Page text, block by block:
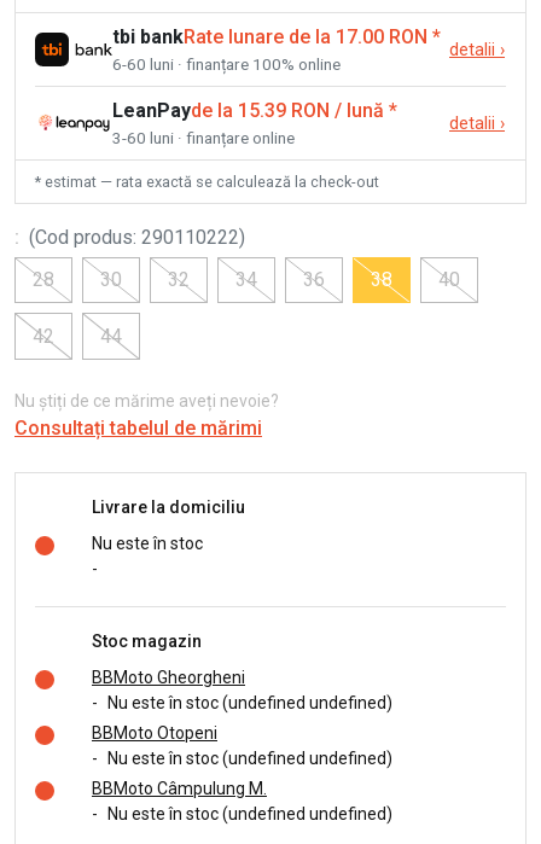
tbi bankRate lunare de la 17.00 RON *
6-60 luni · finanțare 100% online
detalii ›
LeanPayde la 15.39 RON / lună *
3-60 luni · finanțare online
detalii ›
* estimat — rata exactă se calculează la check-out
: (Cod produs: 290110222)
28
30 32 34 36 38 40
42 44
Nu știți de ce mărime aveți nevoie?
Consultați tabelul de mărimi
Livrare la domiciliu
Nu este în stoc
-
Stoc magazin
BBMoto Gheorgheni
-
Nu este în stoc (undefined undefined)
BBMoto Otopeni
-
Nu este în stoc (undefined undefined)
BBMoto Câmpulung M.
-
Nu este în stoc (undefined undefined)